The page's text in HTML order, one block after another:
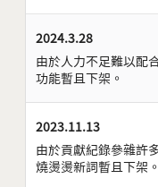
2024.3.28
由於人力不足難以配
功能暫且下架。
2023.11.13
由於貢獻紀錄參雜許
燒燙燙新詞暫且下架。